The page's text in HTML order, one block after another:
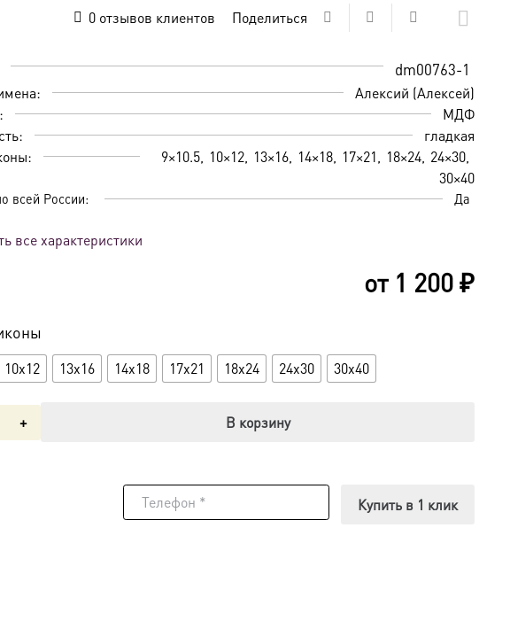
0отзывов клиентов Поделиться
dm00763-1
Алексий (Алексей)
МДФ
гладкая
9×10.5 10×12 13×16 14×18 17×21 18×24 24×30
30×40
всей России: Да
все характеристики
от 1 200₽
10x12 13x16 14x18 17x21 18x24 24x30 30x40
В корзину
Купить в 1 клик